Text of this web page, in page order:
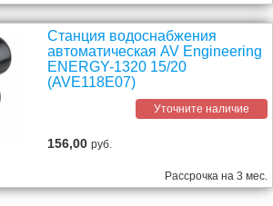
Станция водоснабжения
автоматическая AV Engineering
ENERGY-1320 15/20
(AVE118E07)
Уточните наличие
156,00руб.
Рассрочка на 3 мес.